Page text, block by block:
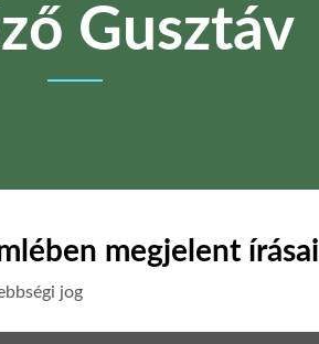
Gusztáv
megjelent írásai
jog